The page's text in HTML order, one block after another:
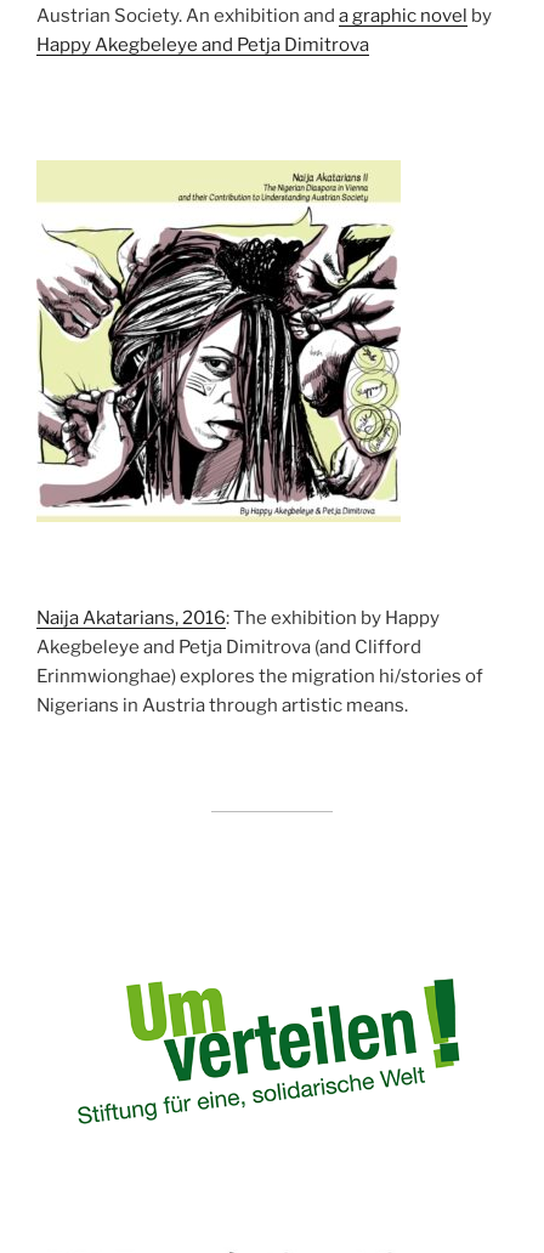
Austrian Society. An exhibition and a graphic novel by
Happy Akegbeleye and Petja Dimitrova
Naija Akatarians, 2016: The exhibition by Happy
Akegbeleye and Petja Dimitrova (and Clifford
Erinmwionghae) explores the migration hi/stories of
Nigerians in Austria through artistic means.